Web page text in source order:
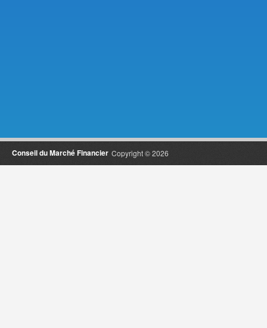
Copyright © 2026
Conseil du Marché Financier